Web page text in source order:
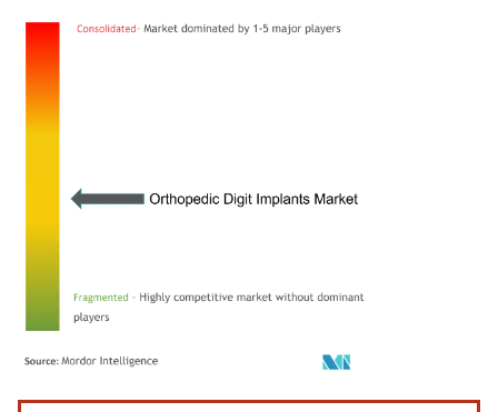
Image © Mordor Intelligence. La réutilisation nécessite une attribution sous CC BY